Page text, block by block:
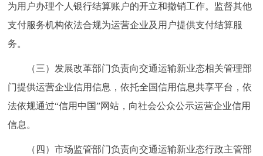
为用户办理个人银行结算账户的开立和撤销工作。监督其他
支付服务机构依法合规为运营企业及用户提供支付结算服
务。
（三）发展改革部门负责向交通运输新业态相关管理部
门提供运营企业信用信息，依托全国信用信息共享平台，依
法依规通过“信用中国”网站，向社会公众公示运营企业信用
信息。
（四）市场监管部门负责向交通运输新业态行政主管部